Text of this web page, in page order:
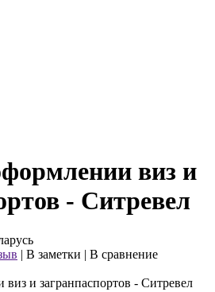
виз и
- Ситревел
| В заметки | В сравнение